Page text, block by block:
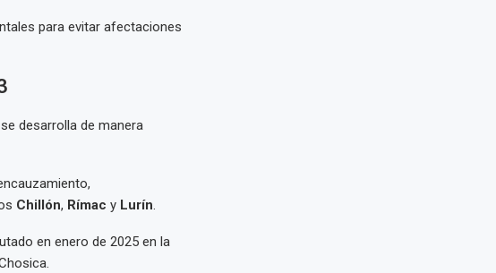
para evitar afectaciones
desarrolla de manera
Chillón, Rímac y Lurín.
en enero de 2025 en la